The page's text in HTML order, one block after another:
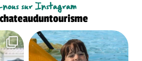
nous sur Instagram